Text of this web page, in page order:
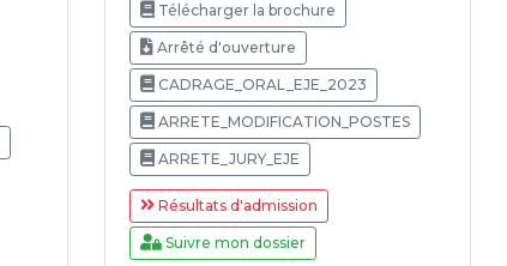
Télécharger la brochure
Arrêté d'ouverture
CADRAGE_ORAL_EJE_2023
ARRETE_MODIFICATION_POSTES
ARRETE_JURY_EJE
Résultats d'admission
Suivre mon dossier